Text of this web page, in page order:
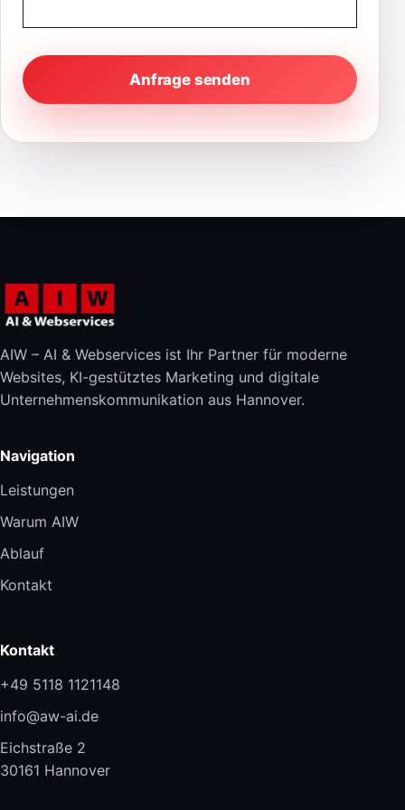
Anfrage senden
AIW – AI & Webservices ist Ihr Partner für moderne
Websites, KI-gestütztes Marketing und digitale
Unternehmenskommunikation aus Hannover.
Navigation
Leistungen
Warum AIW
Ablauf
Kontakt
Kontakt
+49 5118 1121148
info@aw-ai.de
Eichstraße 2
30161 Hannover